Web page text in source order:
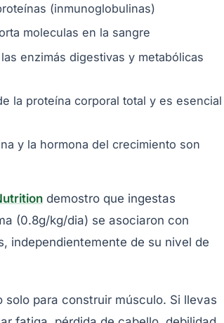
(inmunoglobulinas)
moleculas en la sangre
enzimás digestivas y metabólicas
la proteína corporal total y es esencial
y la hormona del crecimiento son
demostro que ingestas
(0.8g/kg/dia) se asociaron con
independientemente de su nivel de
para construir músculo. Si llevas